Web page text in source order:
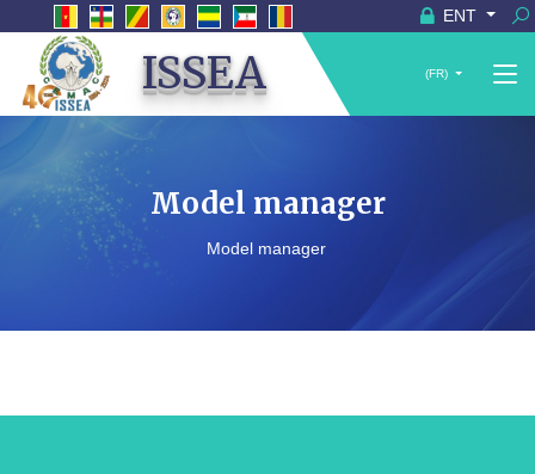
ENT
ISSEA (FR)
Model manager
Model manager